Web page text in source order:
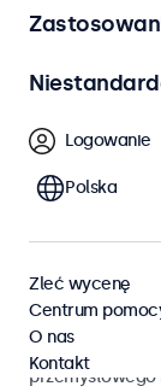
Terenowe
Poznaj nasze
monitory
Logowanie
Polska
Zleć wycenę
Centrum
O nas
Kontakt